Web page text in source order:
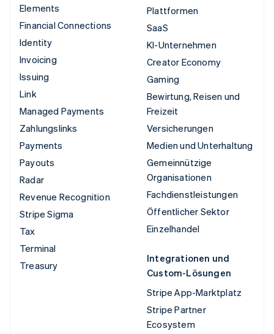
Elements
Financial Connections
Identity
Invoicing
Issuing
Link
Managed Payments
Zahlungslinks
Payments
Payouts
Radar
Revenue Recognition
Stripe Sigma
Tax
Terminal
Treasury
Plattformen
SaaS
KI-Unternehmen
Creator Economy
Gaming
Bewirtung, Reisen und
Freizeit
Versicherungen
Medien und Unterhaltung
Gemeinnützige
Organisationen
Fachdienstleistungen
Öffentlicher Sektor
Einzelhandel
Integrationen und
Custom-Lösungen
Stripe App-Marktplatz
Stripe Partner
Ecosystem